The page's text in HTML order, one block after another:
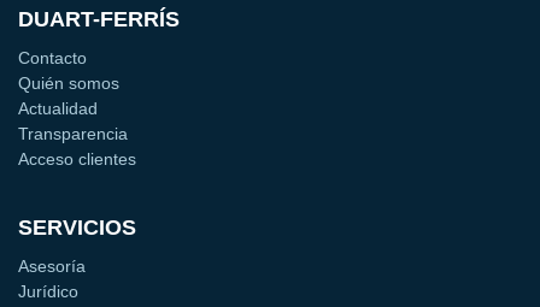
DUART-FERRÍS
Contacto
Quién somos
Actualidad
Transparencia
Acceso clientes
SERVICIOS
Asesoría
Jurídico